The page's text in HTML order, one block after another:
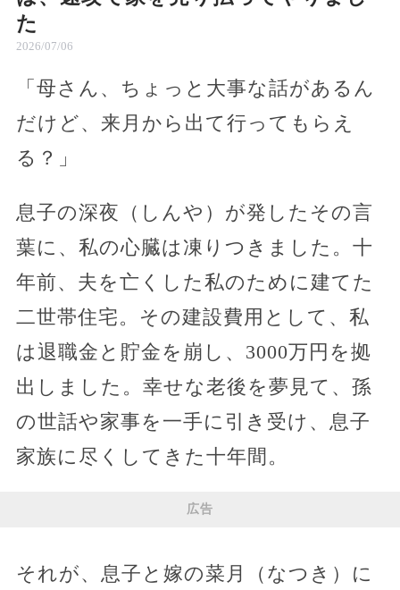
た
2026/07/06
「母さん、ちょっと大事な話があるん
だけど、来月から出て行ってもらえ
る？」
息子の深夜（しんや）が発したその言
葉に、私の心臓は凍りつきました。十
年前、夫を亡くした私のために建てた
二世帯住宅。その建設費用として、私
は退職金と貯金を崩し、3000万円を拠
出しました。幸せな老後を夢見て、孫
の世話や家事を一手に引き受け、息子
家族に尽くしてきた十年間。
広告
それが、息子と嫁の菜月（なつき）に